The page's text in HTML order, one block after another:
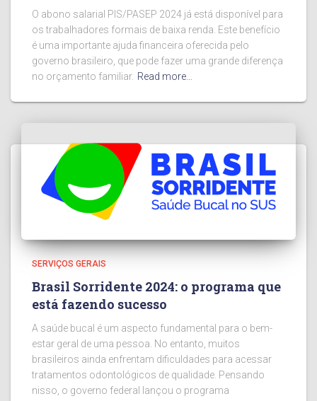
O abono salarial PIS/PASEP 2024 já está disponível para
os trabalhadores formais de baixa renda. Este benefício
é uma importante ajuda financeira oferecida pelo
governo brasileiro, que pode fazer uma grande diferença
no orçamento familiar. Read more…
SERVIÇOS GERAIS
Brasil Sorridente 2024: o programa que
está fazendo sucesso
A saúde bucal é um aspecto fundamental para o bem-
estar geral de uma pessoa. No entanto, muitos
brasileiros ainda enfrentam dificuldades para acessar
tratamentos odontológicos de qualidade. Pensando
nisso, o governo federal lançou o programa